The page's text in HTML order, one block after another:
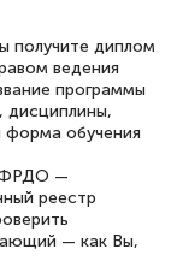
ЕГЭ по
Много
Это
получите диплом
ведения
программы
дисциплины,
форма обучения
ФРДО —
реестр
— как Вы,